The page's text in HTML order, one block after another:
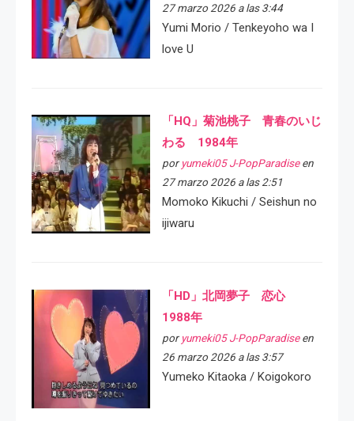
27 marzo 2026 a las 3:44
Yumi Morio / Tenkeyoho wa I
love U
「HQ」菊池桃子 青春のいじ
わる 1984年
por yumeki05 J-PopParadiseen
27 marzo 2026 a las 2:51
Momoko Kikuchi / Seishun no
ijiwaru
「HD」北岡夢子 恋心
1988年
por yumeki05 J-PopParadiseen
26 marzo 2026 a las 3:57
Yumeko Kitaoka / Koigokoro